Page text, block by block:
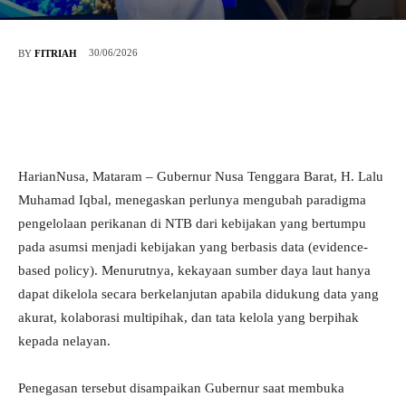
BY FITRIAH 30/06/2026
HarianNusa, Mataram – Gubernur Nusa Tenggara Barat, H. Lalu
Muhamad Iqbal, menegaskan perlunya mengubah paradigma
pengelolaan perikanan di NTB dari kebijakan yang bertumpu
pada asumsi menjadi kebijakan yang berbasis data (evidence-
based policy). Menurutnya, kekayaan sumber daya laut hanya
dapat dikelola secara berkelanjutan apabila didukung data yang
akurat, kolaborasi multipihak, dan tata kelola yang berpihak
kepada nelayan.
Penegasan tersebut disampaikan Gubernur saat membuka